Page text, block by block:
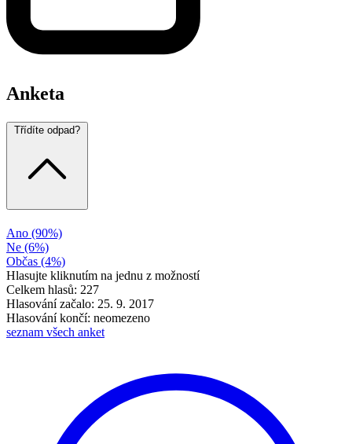
Anketa
Třídíte odpad?
Ano (90%)
Ne (6%)
Občas (4%)
Hlasujte kliknutím na jednu z možností
Celkem hlasů: 227
Hlasování začalo: 25. 9. 2017
Hlasování končí: neomezeno
seznam všech anket